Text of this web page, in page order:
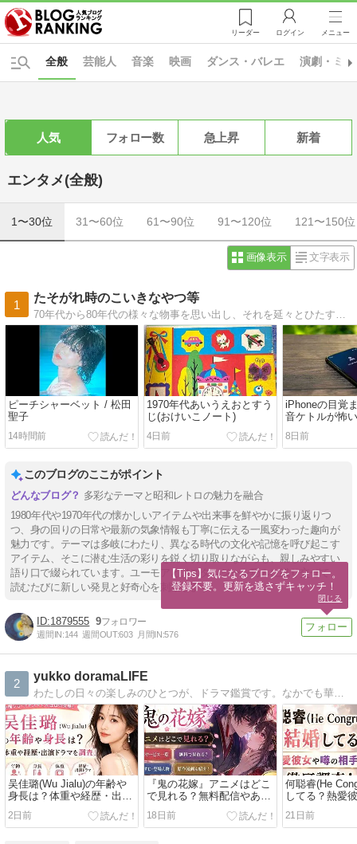
リーダー ログイン メニュー
芸能人 音楽 映画 ダンス・バレエ 演劇・ミ
全般
人気 フォロー数 急上昇 新着
エンタメ(全般)
1〜30位 31〜60位 61〜90位 91〜120位 121〜150位
画像表示 文字表示
1
たそがれ時のこいきなやつ等
ピーチシャーベット / 松田
聖子
14時間前
1970年代あいうえおとすう
じ(おけいこノート)
4日前
iPhoneの目覚
音ケトルが怖い
8日前
このブログのここがポイント
多彩なテーマと昭和レトロの魅力を融合
1980年代や1970年代の懐かしいアイテムや出来事を鮮やかに振り返りつ
つ、身の回りの日常や最新の気象情報も丁寧に伝える一風変わった趣向が
魅力です。テーマは多岐にわたり、異なる時代の文化や記憶を呼び起こす
アイテム、そこに潜む生活の彩りを鋭く切り取りながらも、親しみやすい
語り口で綴られています。ユーモアとノスタルジーを巧みに織り交ぜて、
読むたびに新しい発見と好奇心を刺激します。
1879555 9
週間IN:144 週間OUT:603 月間IN:576
2
yukko doramaLIFE
わたしの日々の楽しみのひとつが、ドラマ鑑賞です。なかでも華流ドラマの世界観に惹かれて、気づけば何作も観てきました。人間関係の濃密さ、セリフの奥深さ、そして圧倒的な映像美――
吴佳璐(Wu Jialu)の年齢や
身長は？体重や経歴・出演
ドラマを調査！
2日前
『鬼の花嫁』アニメはどこ
で見れる？無料配信やあら
すじ・原作漫画も紹介！
18日前
何聪睿(He
してる？熱愛
手を徹底調査！
21日前
【Tips】気になるブログをフォロー。
登録不要。更新を逃さずキャッチ！
閉じる